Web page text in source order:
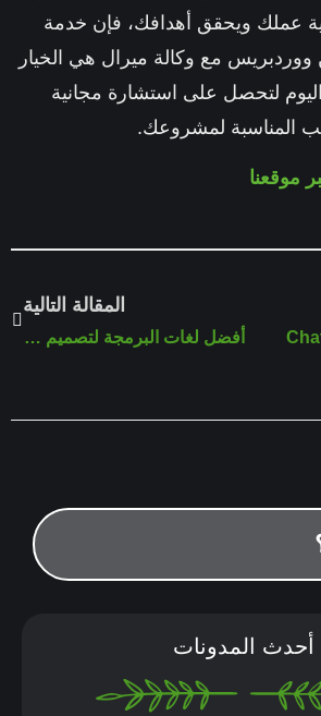
ويحقق أهدافك، فإن خدمة
مع وكالة ميرالهي الخيار
لتحصل على استشارة مجانية
لمشروعك.
المقالة التالية
أفضل لغات البرمجة لتصميم المواقع AI
المدونات